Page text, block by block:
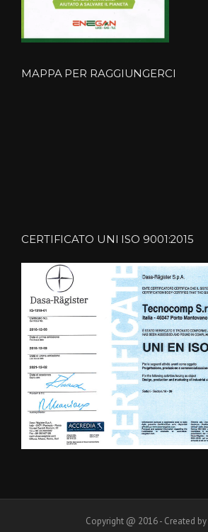
MAPPA PER RAGGIUNGERCI
CERTIFICATO UNI ISO 9001:2015
Copyright @ 2016 - Created by